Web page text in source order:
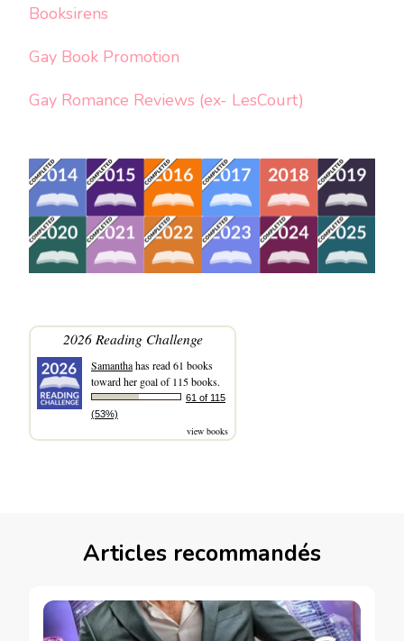
Booksirens
Gay Book Promotion
Gay Romance Reviews (ex- LesCourt)
2026 Reading Challenge
Samanthahas read 61 books
toward her goal of 115 books.
61 of 115
(53%)
view books
Articles recommandés